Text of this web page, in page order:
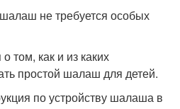
не требуется особых
том, как и из каких
простой шалаш для детей.
по устройству шалаша в